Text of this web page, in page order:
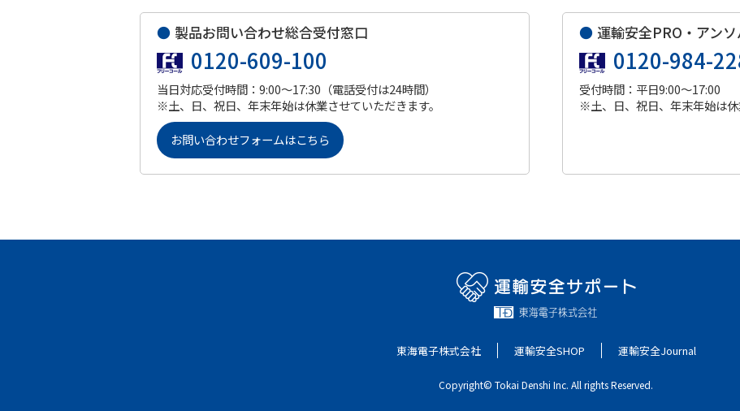
● 製品お問い合わせ総合受付窓口
0120-609-100
当日対応受付時間：9:00～17:30（電話受付は24時間）
※土、日、祝日、年末年始は休業させていただきます。
お問い合わせフォームはこちら
● 運輸安全PRO・アン
0120-984-
受付時間：平日9:00～17:00
※土、日、祝日、年末年始は休
東海電子株式会社 運輸安全SHOP 運輸安全Journal
Copyright© Tokai Denshi Inc. All rights Reserved.